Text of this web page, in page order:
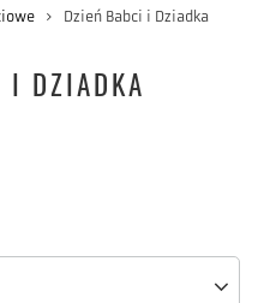
Dzień Babci i Dziadka
I DZIADKA